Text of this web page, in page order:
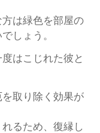
は緑色を部屋の
しょう。
はこじれた彼と
取り除く効果が
るため、復縁し